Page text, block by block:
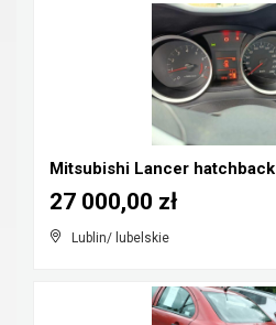
Mitsubishi Lancer hatchback
Lublin/ lubelskie
27 000,00 zł